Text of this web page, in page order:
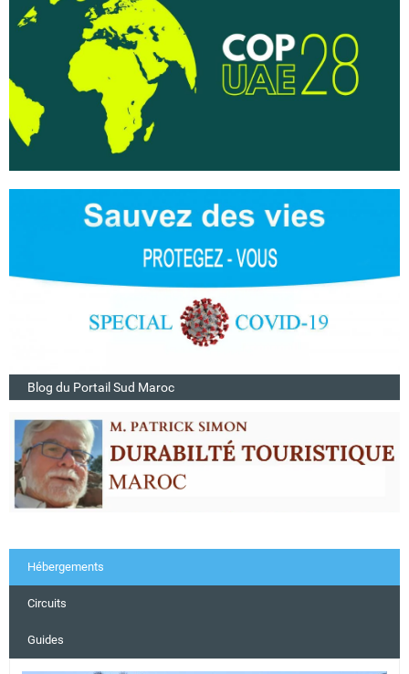
Blog du Portail Sud Maroc
Hébergements
Circuits
Guides